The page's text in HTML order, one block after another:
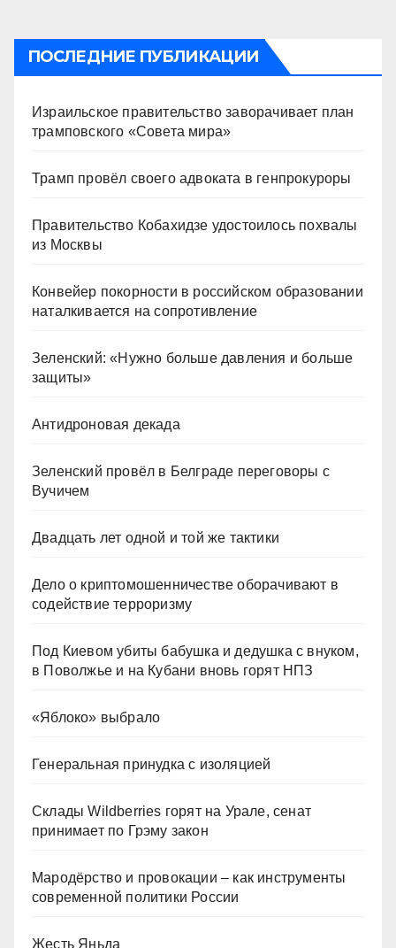
ПОСЛЕДНИЕ ПУБЛИКАЦИИ
Израильское правительство заворачивает план
трамповского «Совета мира»
Трамп провёл своего адвоката в генпрокуроры
Правительство Кобахидзе удостоилось похвалы
из Москвы
Конвейер покорности в российском образовании
наталкивается на сопротивление
Зеленский: «Нужно больше давления и больше
защиты»
Антидроновая декада
Зеленский провёл в Белграде переговоры с
Вучичем
Двадцать лет одной и той же тактики
Дело о криптомошенничестве оборачивают в
содействие терроризму
Под Киевом убиты бабушка и дедушка с внуком,
в Поволжье и на Кубани вновь горят НПЗ
«Яблоко» выбрало
Генеральная принудка с изоляцией
Склады Wildberries горят на Урале, сенат
принимает по Грэму закон
Мародёрство и провокации – как инструменты
современной политики России
Жесть Яньда